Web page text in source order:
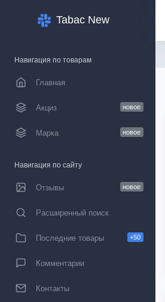
Tabac New
Навигация по товарам
Главная
Акциз новое
Марка новое
Навигация по сайту
Отзывы новое
Расширенный поиск
Последние товары +50
Комментарии
Контакты